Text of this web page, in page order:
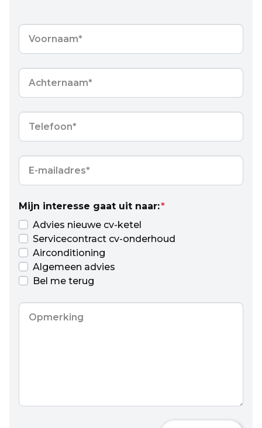
Voornaam
Achternaam
Telefoon
E-
mailadres*
Mijn interesse gaat uit naar:*
Advies nieuwe cv-ketel
Servicecontract cv-onderhoud
Airconditioning
Algemeen advies
Bel me terug
Opmerking